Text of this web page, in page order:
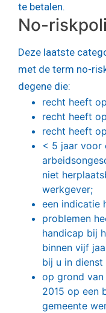
te betalen.
No-
Deze laatste
met de term no-
degene die:
recht heeft
recht heeft
recht heeft
< 5 jaar voor
niet
werkgever;
een indicatie
problemen
handicap bij
binnen vijf
bij u in
op grond van
2015 op een
gemeente